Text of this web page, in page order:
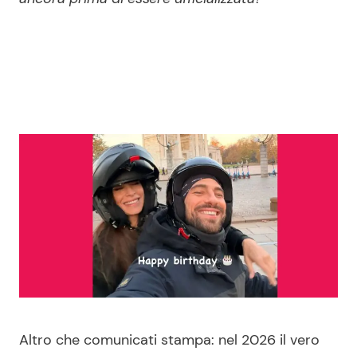
News Cinema
News Musica
News Spettacolo
News dal mondo
Benessere
Casa
Cucina e Ricette
Consigli di Cucina
Altro che comunicati stampa: nel 2026 il vero